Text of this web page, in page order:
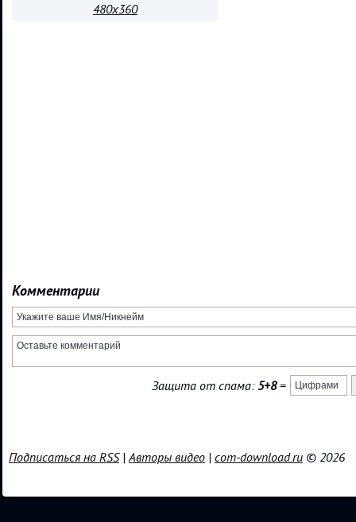
480x360
Комментарии
Защита от спама:5+8=
Подписаться на RSS|Авторы видео | com-download.ru © 2026